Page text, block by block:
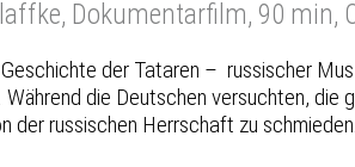
Dokumentarfilm, 90 min,
der Tataren – russischer
die Deutschen versuchten,
der russischen Herrschaft zu